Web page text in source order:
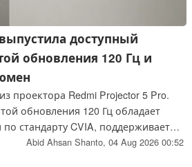
доступный
обновления 120 Гц и
проектора Redmi Projector 5 Pro.
обновления 120 Гц обладает
стандарту CVIA, поддерживает
«физическое разрешение» 1080p.
Abid Ahsan Shanto, 04 Aug 2026 00:52